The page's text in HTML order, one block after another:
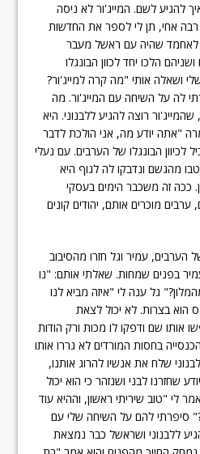
להגיע לשם. המייג'ור לא ניסה
אחי, תן לי לספר את החדשות
לאחמד שהיה עם ראשל מעבר
הלכו יחד לכוון הבונגלו
ושאלה אותי "מה קרה למייג'ור?
לה על השיחה עם המייג'ור. מה
רוצה להגיע ללבנוני. היא
"אתה יודע מה, אני הולכת לדבר
הבונגלו של הערבים. עם נעלי
מהגשם ונדבקו לה לגוף היא
ככה זה משכבר הימים בעסקי
ערבים מוכרים אותם, יהודים קונים
הערבים, עמיר וגל חזרו מהסיבוב
בפנים שמחות. שאלתי אותם: "נו
גל ענה לי "איזה מביא לנו
הוא בצרות. לא יכול לצאת
אותו שם ודפקו לו מכות ורק הודות
בחסות המורדים לא גררו אותו
שלח את אנשיו להרוג אותנו,
שחזרנו לבני ושנזהר כי הוא יכול
לי "טוב שיריתי ראשון, וההיא עוד
סיפרתי להם על השיחה שלי עם
ללבנוני ושראשל כבר נמצאת